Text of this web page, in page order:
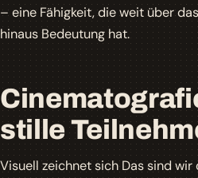
– eine Fähigkeit, die weit über
hinaus Bedeutung hat.
stille
Visuell zeichnet sichDas sind wir